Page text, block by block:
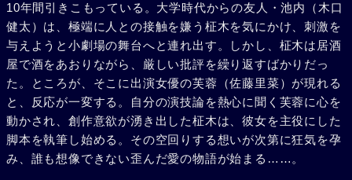
10年間引きこもっている。大学時代からの友人・池内（木口
健太）は、極端に人との接触を嫌う柾木を気にかけ、刺激を
与えようと小劇場の舞台へと連れ出す。しかし、柾木は居酒
屋で酒をあおりながら、厳しい批評を繰り返すばかりだっ
た。ところが、そこに出演女優の芙蓉（佐藤里菜）が現れる
と、反応が一変する。自分の演技論を熱心に聞く芙蓉に心を
動かされ、創作意欲が湧き出した柾木は、彼女を主役にした
脚本を執筆し始める。その空回りする想いが次第に狂気を孕
み、誰も想像できない歪んだ愛の物語が始まる……。